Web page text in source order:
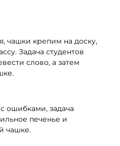
чашки крепим на доску,
Задача студентов
слово, а затем
ошибками, задача
печенье и
чашке.